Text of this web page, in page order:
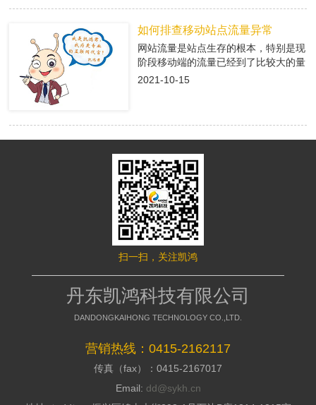
导进入推行型网站中，使用推行型网站
有的优势，转化成客户; 二、丹东
网站制作是怎么挑选专业的搭站公司
背后都是一个高额的订单，假如不能做
到询盘转化，那意味着网络推行是失败
的，所以要明白的了解搭站公司的策划
才干; 2、看搭站公司的美工规划才
干 美工的才干决议推行型网站留
给用户的形象，如今的消费者不缺少内
容，缺少的是视觉，如今市面上的网站
都是千人一面的，当访客户，发现一个
公司的形象，情不自禁的即是深化浏
览，招引用户，提高方针客户对公司的
好感; 3、看搭站公司的搭站才干
系，如今市面上很多的建站公司都是仿
制别人的，可以把外观做到相似，可是
后台系能却相差万里，很多的仿站的建
如何排查移动站点流量异常
网站流量是站点生存的根本，特别是现
阶段移动端的流量已经到了比较大的量
级。移动端网站有流量了，每天就会有
深专家们向大家介绍了移动端流量异常
的解决方案。 什么是移动端流量
异常? 移动端流量异常可以通过平
台两个渠道数据判断： 1、 站长平
台流量与关键词的工具 2、 移动适
配中的移动适配状态曲线图 这两
个地方如果出现流量突然间下降50%以
上，且持续性降低，四五天后流量没有
明显涨幅的。 移动端的排查流程
如果出现上述现象，建议大家按照
下面流程图进行排查 索引量下降
常见原因及解决方案
id=331 站点流量异常追查文档
http://zhanzhang.baidu.com/college/
id=221 纯移动站、代码适配，自
适应与跳转适配有些不同，所以根据站
2021-10-15
扫一扫，关注凯鸿
丹东凯鸿科技有限公司
DANDONGKAIHONG TECHNOLOGY CO.,LTD.
营销热线：0415-2162117
传真（fax）：0415-2167017
Email: dd@sykh.cn